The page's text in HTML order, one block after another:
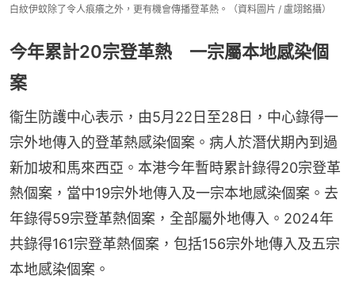
白紋伊蚊除了令人痕癢之外，更有機會傳播登革熱。（資料圖片 / 盧翊銘攝）
今年累計20宗登革熱 一宗屬本地感染個
案
衞生防護中心表示，由5月22日至28日，中心錄得一
宗外地傳入的登革熱感染個案。病人於潛伏期內到過
新加坡和馬來西亞。本港今年暫時累計錄得20宗登革
熱個案，當中19宗外地傳入及一宗本地感染個案。去
年錄得59宗登革熱個案，全部屬外地傳入。2024年
共錄得161宗登革熱個案，包括156宗外地傳入及五宗
本地感染個案。